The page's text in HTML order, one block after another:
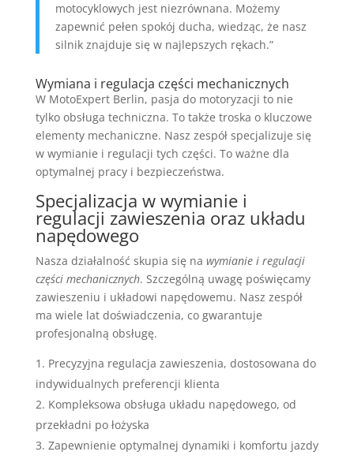
motocyklowych jest niezrównana. Możemy
zapewnić pełen spokój ducha, wiedząc, że nasz
silnik znajduje się w najlepszych rękach.”
Wymiana i regulacja części mechanicznych
W MotoExpert Berlin, pasja do motoryzacji to nie
tylko obsługa techniczna. To także troska o kluczowe
elementy mechaniczne. Nasz zespół specjalizuje się
w wymianie i regulacji tych części. To ważne dla
optymalnej pracy i bezpieczeństwa.
Specjalizacja w wymianie i
regulacji zawieszenia oraz układu
napędowego
Nasza działalność skupia się na wymianie i regulacji
części mechanicznych. Szczególną uwagę poświęcamy
zawieszeniu i układowi napędowemu. Nasz zespół
ma wiele lat doświadczenia, co gwarantuje
profesjonalną obsługę.
Precyzyjna regulacja zawieszenia, dostosowana do
indywidualnych preferencji klienta
Kompleksowa obsługa układu napędowego, od
przekładni po łożyska
Zapewnienie optymalnej dynamiki i komfortu jazdy